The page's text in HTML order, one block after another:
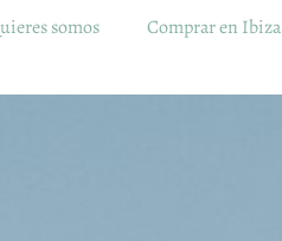
somos Comprar en Ibiza